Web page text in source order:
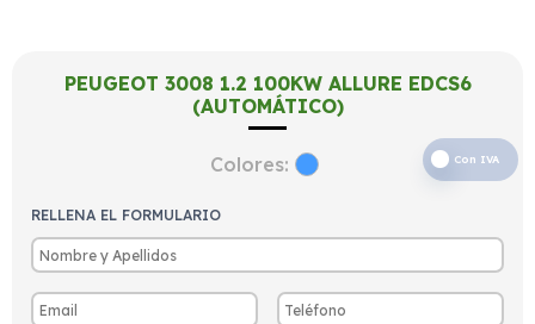
PEUGEOT 3008 1.2 100KW ALLURE EDCS6
(AUTOMÁTICO)
Con IVA
Colores:
RELLENA EL FORMULARIO